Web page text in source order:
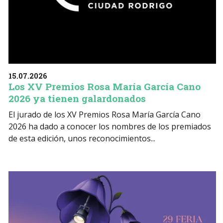
15.07.2026
Los XV Premios Rosa María García Cano
2026 ya tienen galardonados
El jurado de los XV Premios Rosa María García Cano
2026 ha dado a conocer los nombres de los premiados
de esta edición, unos reconocimientos...